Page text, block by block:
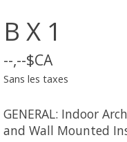
B X 1
--,--$CA
Sans les taxes
GENERAL: Indoor
and Wall Mounted